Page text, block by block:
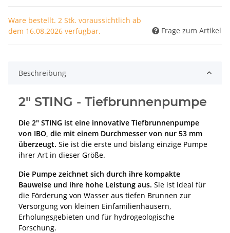
Ware bestellt. 2 Stk. voraussichtlich ab
dem 16.08.2026 verfügbar.
Frage zum Artikel
Beschreibung
2" STING - Tiefbrunnenpumpe
Die 2" STING ist eine innovative Tiefbrunnenpumpe
von IBO, die mit einem Durchmesser von nur 53 mm
überzeugt. Sie ist die erste und bislang einzige Pumpe
ihrer Art in dieser Größe.
Die Pumpe zeichnet sich durch ihre kompakte
Bauweise und ihre hohe Leistung aus. Sie ist ideal für
die Förderung von Wasser aus tiefen Brunnen zur
Versorgung von kleinen Einfamilienhäusern,
Erholungsgebieten und für hydrogeologische
Forschung.